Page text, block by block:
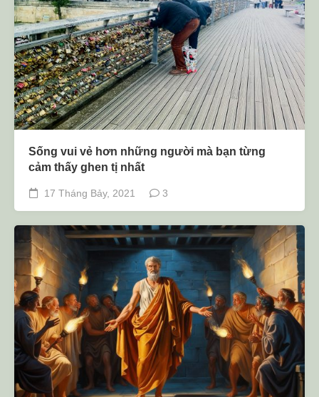
Sống vui vẻ hơn những người mà bạn từng
cảm thấy ghen tị nhất
17 Tháng Bảy, 2021 3